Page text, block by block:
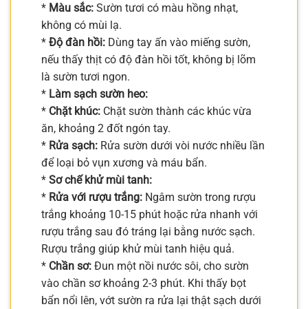
* Màu sắc: Sườn tươi có màu hồng nhạt,
không có mùi lạ.
* Độ đàn hồi: Dùng tay ấn vào miếng sườn,
nếu thấy thịt có độ đàn hồi tốt, không bị lõm
là sườn tươi ngon.
* Làm sạch sườn heo:
* Chặt khúc: Chặt sườn thành các khúc vừa
ăn, khoảng 2 đốt ngón tay.
* Rửa sạch: Rửa sườn dưới vòi nước nhiều lần
để loại bỏ vụn xương và máu bẩn.
* Sơ chế khử mùi tanh:
* Rửa với rượu trắng: Ngâm sườn trong rượu
trắng khoảng 10-15 phút hoặc rửa nhanh với
rượu trắng sau đó tráng lại bằng nước sạch.
Rượu trắng giúp khử mùi tanh hiệu quả.
* Chần sơ: Đun một nồi nước sôi, cho sườn
vào chần sơ khoảng 2-3 phút. Khi thấy bọt
bẩn nổi lên, vớt sườn ra rửa lại thật sạch dưới